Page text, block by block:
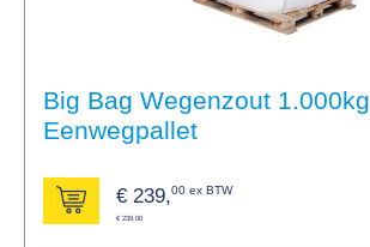
Big Bag Wegenzout 1.000kg
Eenwegpallet
€ 239,00 ex BTW
€ 239,00